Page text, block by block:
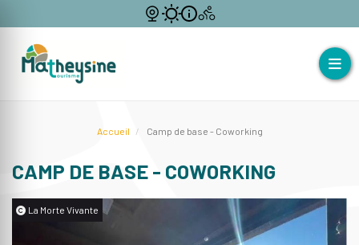
Accueil Camp de base - Coworking
CAMP DE BASE - COWORKING
La Morte Vivante